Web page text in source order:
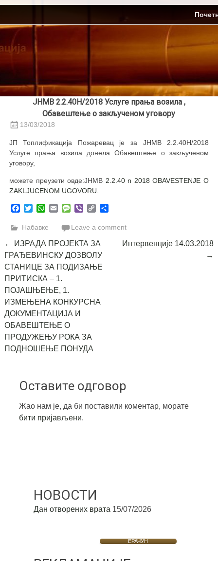
Skip
content
ЈНМВ 2.2.40Н/2018 Услуге прања возила ,
Обавештење о закљученом уговору
13/03/2018
ЈП Топлификација Пожаревац је за ЈНМВ 2.2.40Н/2018
Услуге прања возила донела Обавештење о закљученом
уговору,
можете преузети овде:ЈНМВ 2.2.40 n 2018 OBAVESTENJE O
ZAKLJUCENOM UGOVORU.
Facebook
TwitterWhatsApp
EmailMessage
ViberCopy
Набавке Leave a comment
Post
navigation
← ИЗРАДА ПРОЈЕКТА ЗА
ГРАЂЕВИНСКУ ДОЗВОЛУ
СТАНИЦЕ ЗА ПОДИЗАЊЕ
ПРИТИСКА – 1.
ПОЈАШЊЕЊЕ, 1.
ИЗМЕЊЕНА КОНКУРСНА
ДОКУМЕНТАЦИЈА И
ОБАВЕШТЕЊЕ О
ПРОДУЖЕЊУ РОКА ЗА
ПОДНОШЕЊЕ ПОНУДА
Интервенције 14.03.2018
→
Оставите одговор
Жао нам је, да би поставили коментар, морате
бити пријављени.
НОВОСТИ
Дан отворених врата 15/07/2026
ЕРАЧУН